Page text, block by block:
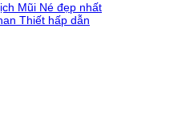
Mũi Né đẹp nhất
Thiết hấp dẫn